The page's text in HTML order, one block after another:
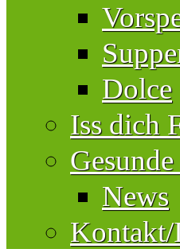
Dolce
Iss dich
News
Kontakt/